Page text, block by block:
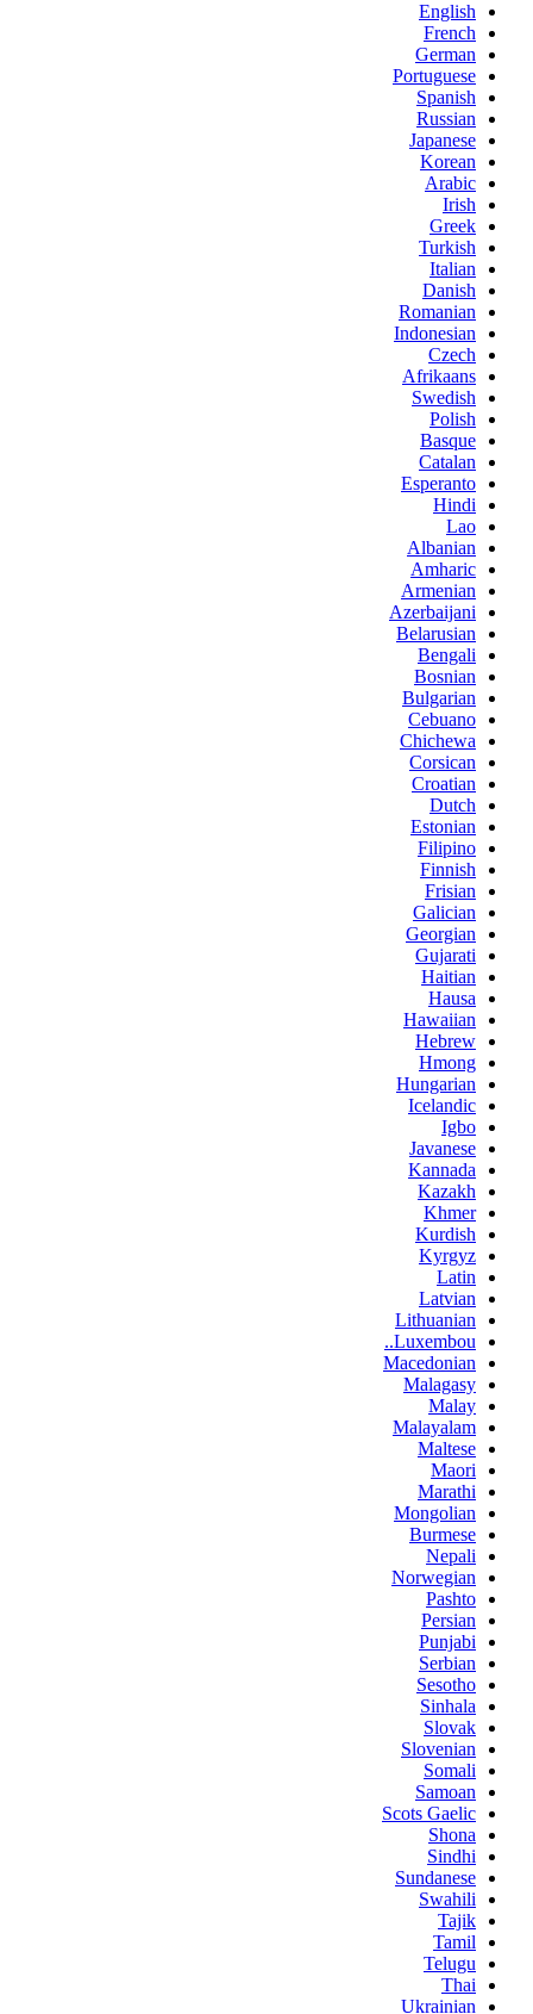
English
French
German
Portuguese
Spanish
Russian
Japanese
Korean
Arabic
Irish
Greek
Turkish
Italian
Danish
Romanian
Indonesian
Czech
Afrikaans
Swedish
Polish
Basque
Catalan
Esperanto
Hindi
Lao
Albanian
Amharic
Armenian
Azerbaijani
Belarusian
Bengali
Bosnian
Bulgarian
Cebuano
Chichewa
Corsican
Croatian
Dutch
Estonian
Filipino
Finnish
Frisian
Galician
Georgian
Gujarati
Haitian
Hausa
Hawaiian
Hebrew
Hmong
Hungarian
Icelandic
Igbo
Javanese
Kannada
Kazakh
Khmer
Kurdish
Kyrgyz
Latin
Latvian
Lithuanian
Luxembou..
Macedonian
Malagasy
Malay
Malayalam
Maltese
Maori
Marathi
Mongolian
Burmese
Nepali
Norwegian
Pashto
Persian
Punjabi
Serbian
Sesotho
Sinhala
Slovak
Slovenian
Somali
Samoan
Scots Gaelic
Shona
Sindhi
Sundanese
Swahili
Tajik
Tamil
Telugu
Thai
Ukrainian